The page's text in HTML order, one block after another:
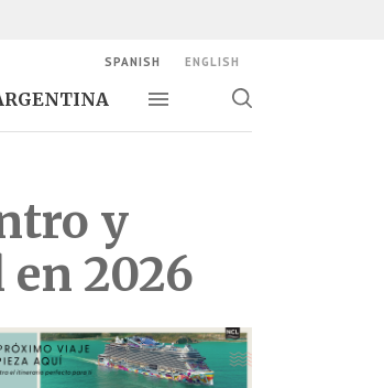
Alternar navegación
Alternar
SPANISH ENGLISH
y
2026